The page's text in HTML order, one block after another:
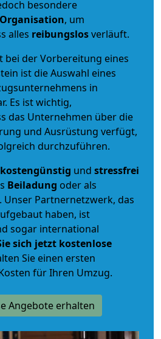
besondere
, um
alles reibungslosverläuft.
bei der Vorbereitung eines
ist die Auswahl eines
in
Es ist wichtig,
das Unternehmen über die
und Ausrüstung verfügt,
durchzuführen.
kostengünstig und stressfrei
Beiladung oder als
. Unser Partnernetzwerk, das
haben, ist
sogar international
sich jetzt kostenlose
Sie einen ersten
für Ihren Umzug.
Angebote erhalten